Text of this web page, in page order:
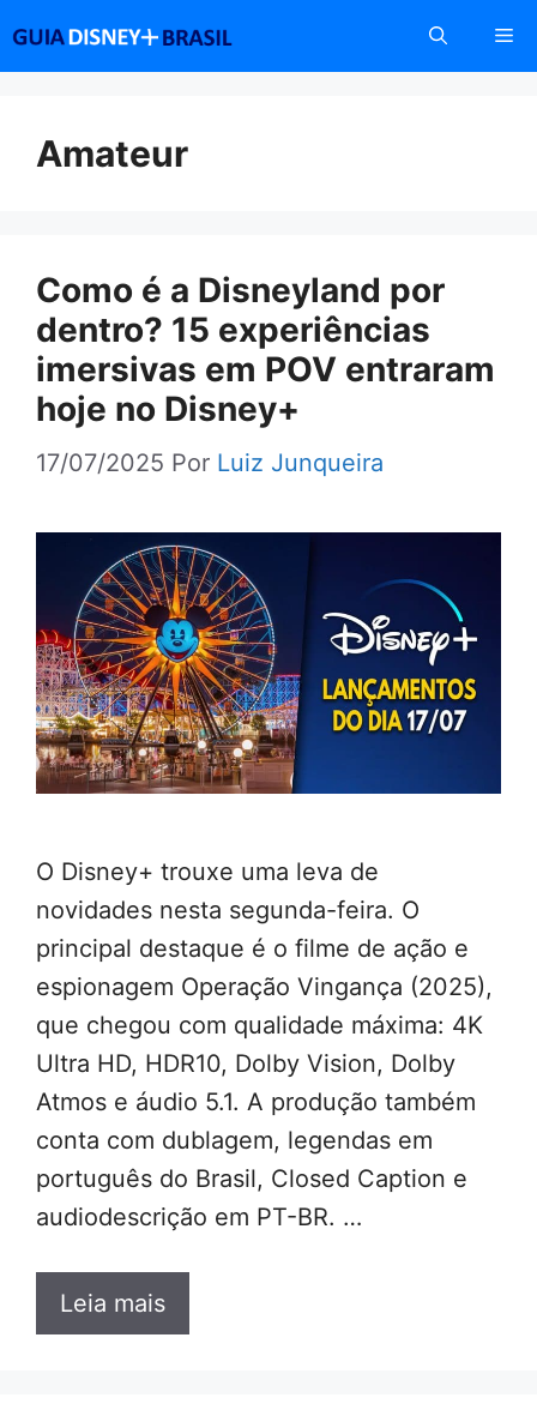
conteúdo
Amateur
Como é a Disneyland por
dentro? 15 experiências
imersivas em POV entraram
hoje no Disney+
17/07/2025 Por Luiz Junqueira
O Disney+ trouxe uma leva de
novidades nesta segunda-feira. O
principal destaque é o filme de ação e
espionagem Operação Vingança (2025),
que chegou com qualidade máxima: 4K
Ultra HD, HDR10, Dolby Vision, Dolby
Atmos e áudio 5.1. A produção também
conta com dublagem, legendas em
português do Brasil, Closed Caption e
audiodescrição em PT-BR. …
Leia mais